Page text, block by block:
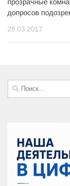
прозрачные
допросов
28.03.2017
Найти: